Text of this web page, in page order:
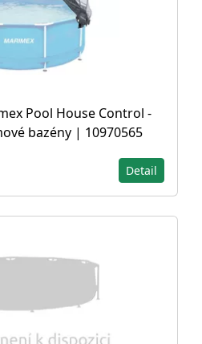
Pool House Control -
bazény | 10970565
Detail